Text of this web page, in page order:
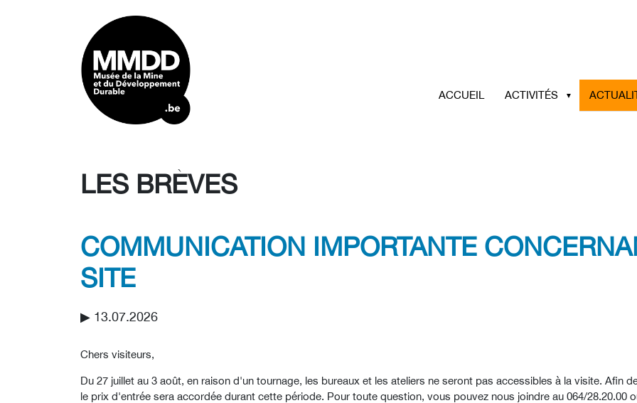
ACCUEIL ACTIVITÉS
LES BRÈVES
COMMUNICATION IMPORTANTE
SITE
▶︎ 13.07.2026
Chers visiteurs,
Du 27 juillet au 3 août, en raison d'un tournage, les bureaux et les ateliers ne seront pas accessibles à la visite. Afin
le prix d'entrée sera accordée durant cette période. Pour toute question, vous pouvez nous joindre au 064/28.20.00